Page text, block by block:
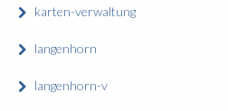
karten-verwaltung
langenhorn
langenhorn-v